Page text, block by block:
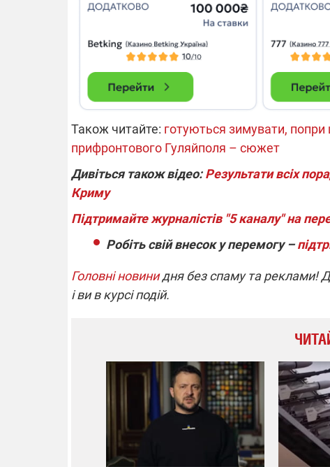
Також читайте: готуються зимувати,
прифронтового Гуляйполя – сюжет
Дивіться також відео:Результати всіх
Криму
Підтримайте журналістів "5 каналу" на
Робіть свій внесок у перемогу –
Головні новинидня без спаму та реклами!
і ви в курсі подій.